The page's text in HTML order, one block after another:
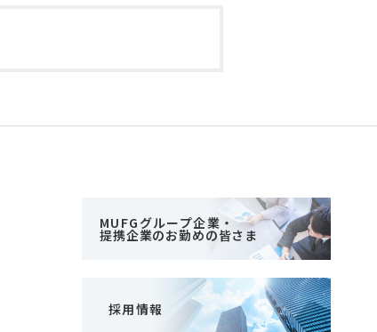
MUFGグループ企業・
提携企業のお勤めの皆さま
採用情報